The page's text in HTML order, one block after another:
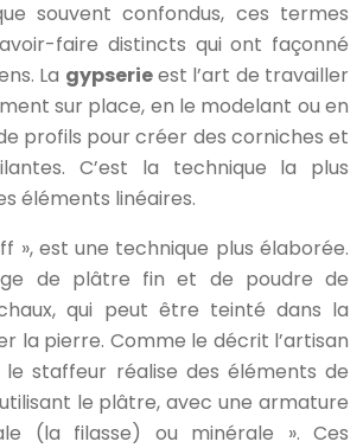
souvent confondus, ces termes
faire distincts qui ont façonné
La gypserieest l’art de travailler
sur place, en le modelant ou en
profils pour créer des corniches et
C’est la technique la plus
éléments linéaires.
», est une technique plus élaborée.
de plâtre fin et de poudre de
qui peut être teinté dans la
la pierre. Comme le décrit l’artisan
le staffeur réalise des éléments de
le plâtre, avec une armature
(la filasse) ou minérale ». Ces